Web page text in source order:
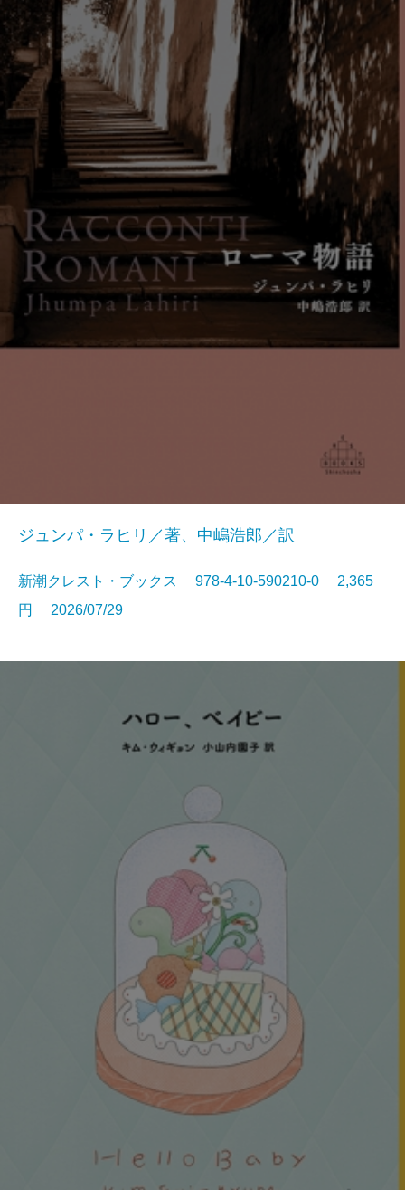
ジュンパ・ラヒリ／著、中嶋浩郎／訳
新潮クレスト・ブックス 978-4-10-590210-0 2,365
円 2026/07/29